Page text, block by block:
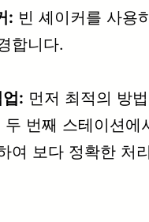
: 빈 셰이커를 사용
합니다.
: 먼저 최적의 방
두 번째 스테이션에
여 보다 정확한 처